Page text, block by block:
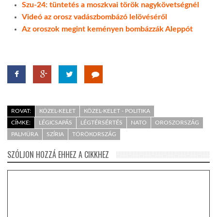
Szu-24: tüntetés a moszkvai török nagykövetségnél
Videó az orosz vadászbombázó lelövéséről
Az oroszok megint keményen bombázzák Aleppót
ROVAT: KÖZEL-KELET
KÖZEL-KELET - POLITIKA
CÍMKE:
LÉGICSAPÁS LÉGTÉRSÉRTÉS NATO
OROSZORSZÁG
PALMÜRA
SZÍRIA TÖRÖKORSZÁG
SZÓLJON HOZZÁ EHHEZ A CIKKHEZ